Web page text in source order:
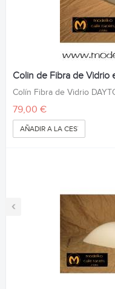
‹
Colin de Fibra de Vidrio
Colín Fibra de Vidrio
79,00 €
AÑADIR A LA CESTA